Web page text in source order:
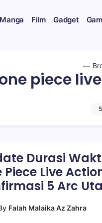
Film Gadget
piece
Durasi
Piece Live
5 Arc
Falah Malaika Az Zahra